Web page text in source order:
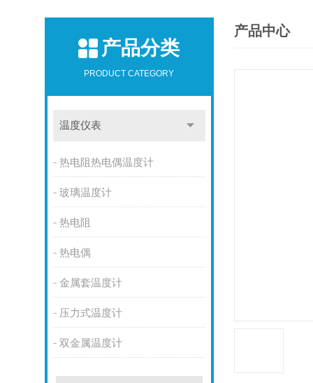
产品分类
PRODUCT CATEGORY
温度仪表
热电阻热电偶温度计
玻璃温度计
热电阻
热电偶
金属套温度计
压力式温度计
双金属温度计
产品中心